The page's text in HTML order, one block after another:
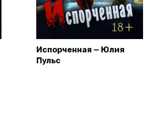
Испорченная — Юлия
Пульс